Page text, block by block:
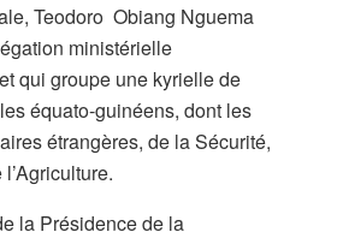
Teodoro Obiang Nguema
ministérielle
qui groupe une kyrielle de
équato-guinéens, dont les
étrangères, de la Sécurité,
la Présidence de la